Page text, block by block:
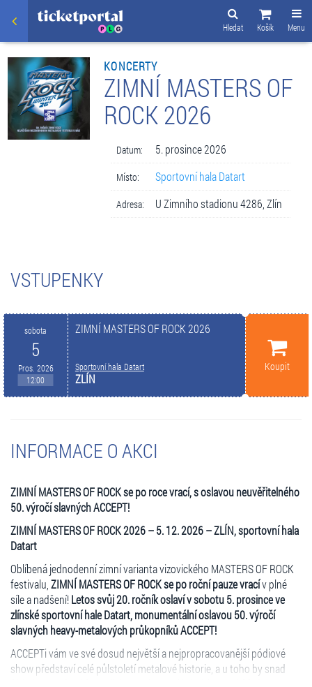
Menu
Košík
Hledat
KONCERTY
ZIMNÍ MASTERS OF
ROCK 2026
Datum: 5. prosince 2026
Místo: Sportovní hala Datart
Adresa: U Zimního stadionu 4286, Zlín
VSTUPENKY
sobota
5
Pros. 2026
12:00
ZIMNÍ MASTERS OF ROCK 2026
Sportovní hala Datart
ZLÍN
Koupit
INFORMACE O AKCI
ZIMNÍ MASTERS OF ROCK se po roce vrací, s oslavou neuvěřitelného
50. výročí slavných ACCEPT!
ZIMNÍ MASTERS OF ROCK 2026 – 5. 12. 2026 – ZLÍN, sportovní hala
Datart
Oblíbená jednodenní zimní varianta vizovického MASTERS OF ROCK
festivalu, ZIMNÍ MASTERS OF ROCK se po roční pauze vracív plné
síle a nadšení!Letos svůj 20. ročník oslaví v sobotu 5. prosince ve
zlínské sportovní hale Datart, monumentální oslavou 50. výročí
slavných heavy-metalových průkopníků ACCEPT!
ACCEPTi vám ve své dosud největší a nejpropracovanější pódiové
show představí celé půlstoletí metalové historie, a u toho by snad